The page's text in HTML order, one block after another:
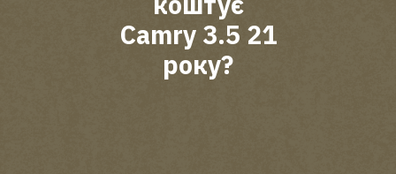
Camry 3.5 21
року?